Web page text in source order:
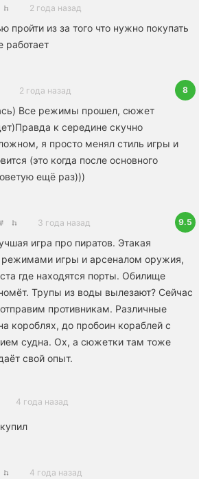
2 года назад
пройти из за того что нужно покупать
работает
2 года назад 8
Все режимы прошел, сюжет
к середине скучно
я просто менял стиль игры и
(это когда после основного
ещё раз)))
3 года назад 9.5
игра про пиратов. Этакая
игры и арсеналом оружия,
где находятся порты. Обилище
Трупы из воды вылезают? Сейчас
противникам. Различные
короблях, до пробоин кораблей с
судна. Ох, а сюжетки там тоже
свой опыт.
4 года назад
4 года назад